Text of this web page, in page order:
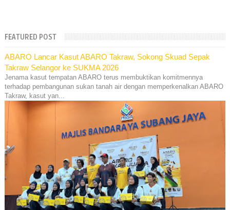
FEATURED POST
ABARO Lancar Kasut ABARO Takraw, Sokong Skuad Sepak
Takraw Selangor ke SUKMA 2026
Jenama kasut tempatan ABARO terus membuktikan komitmennya
terhadap pembangunan sukan tanah air dengan memperkenalkan ABARO
Takraw, kasut yan...